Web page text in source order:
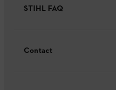
STIHL FAQ
Contact